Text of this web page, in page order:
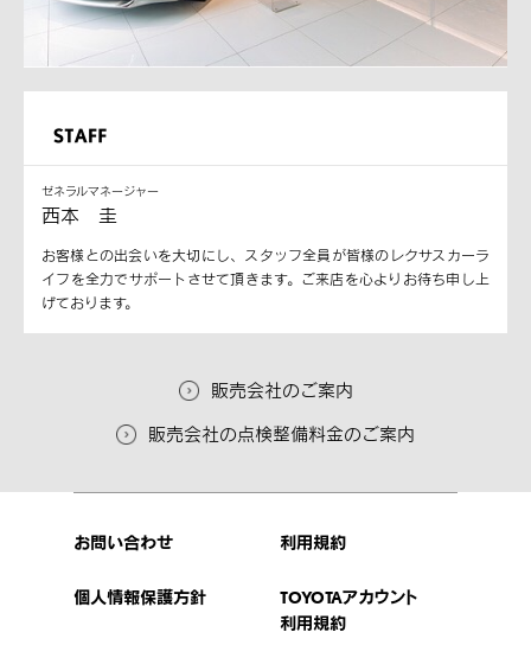
ゼネラルマネージャー
西本 圭
お客様との出会いを大切にし、スタッフ全員が皆様のレクサスカーラ
イフを全力でサポートさせて頂きます。ご来店を心よりお待ち申し上
げております。
販売会社のご案内
販売会社の点検整備料金のご案内
お問い合わせ 利用規約
個人情報保護方針
TOYOTAアカウント
利用規約